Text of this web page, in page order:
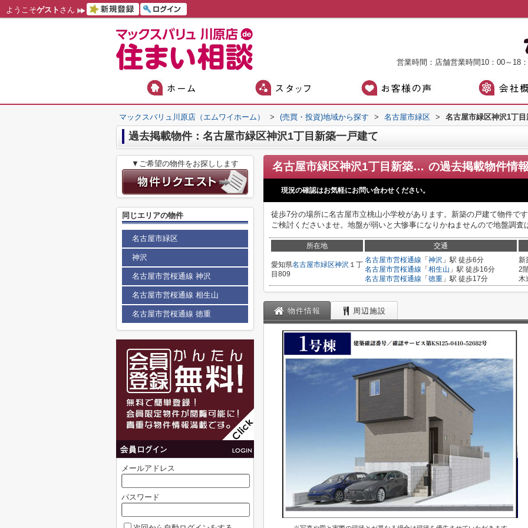
ようこそゲスト さん
営業時間：店舗営業時間10：00～18
マックスバリュ川原店（エムワイホーム） > (売買・投資)地域から探す > 名古屋市緑区 > 名古屋市緑区神沢1丁
過去掲載物件：名古屋市緑区神沢1丁目新築一戸建て
名古屋市緑区神沢1丁目新築一戸建て の過去掲載物件情
現況の確認はお気軽にお問い合わせください。
徒歩7分の場所に名古屋市立桃山小学校があります。新築の戸建て物件で
ご検討くださいませ。地盤が弱いと大惨事になりかねませんので地盤調査
所在地 交通
愛知県名古屋市緑区神沢 １丁
目809
名古屋市営桜通線 「 神沢 」駅 徒歩6分
名古屋市営桜通線 「 相生山 」駅 徒歩16分
名古屋市営桜通線 「 徳重 」駅 徒歩17分
新
2
木
物件情報 周辺施設
▼ご希望の物件をお探しします
同じエリアの物件
名古屋市緑区
神沢
名古屋市営桜通線 神沢
名古屋市営桜通線 相生山
名古屋市営桜通線 徳重
メールアドレス
パスワード